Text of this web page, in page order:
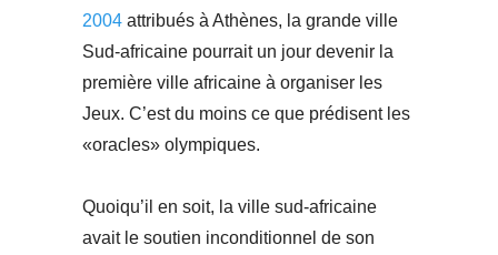
2004 attribués à Athènes, la grande ville
Sud-africaine pourrait un jour devenir la
première ville africaine à organiser les
Jeux. C’est du moins ce que prédisent les
«oracles» olympiques.
Quoiqu’il en soit, la ville sud-africaine
avait le soutien inconditionnel de son